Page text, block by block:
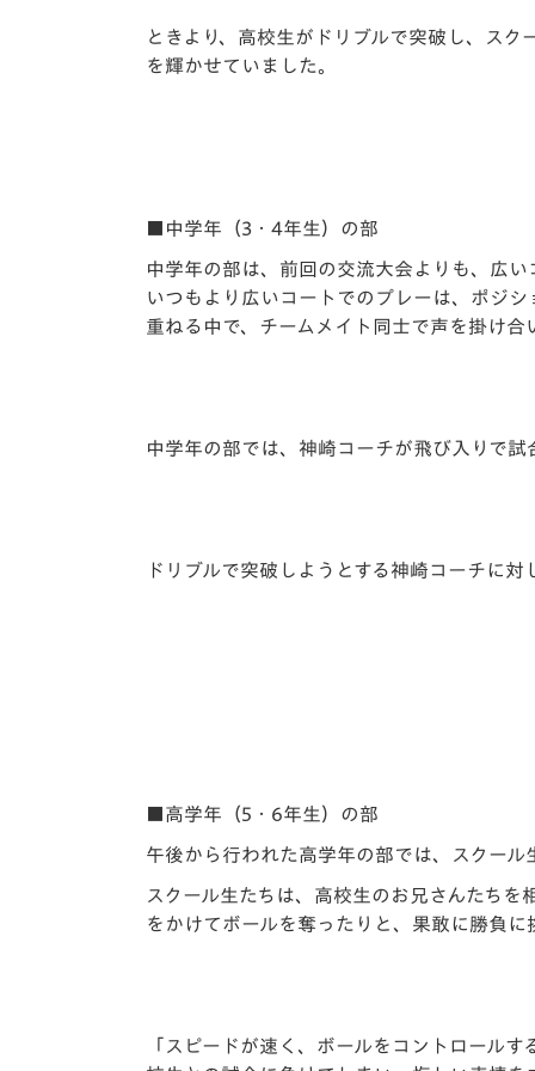
ときより、高校生がドリブルで突破し、ス
を輝かせていました。
■中学年（3・4年生）の部
中学年の部は、前回の交流大会よりも、広
いつもより広いコートでのプレーは、ポジ
重ねる中で、チームメイト同士で声を掛け
中学年の部では、神崎コーチが飛び入りで試
ドリブルで突破しようとする神崎コーチに
■高学年（5・6年生）の部
午後から行われた高学年の部では、スクー
スクール生たちは、高校生のお兄さんたち
をかけてボールを奪ったりと、果敢に勝負に
「スピードが速く、ボールをコントロール